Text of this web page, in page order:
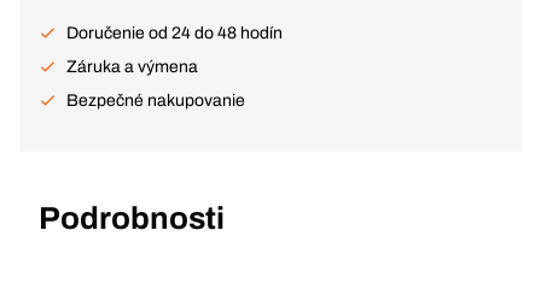
Doručenie od 24 do 48 hodín
Záruka a výmena
Bezpečné nakupovanie
Podrobnosti